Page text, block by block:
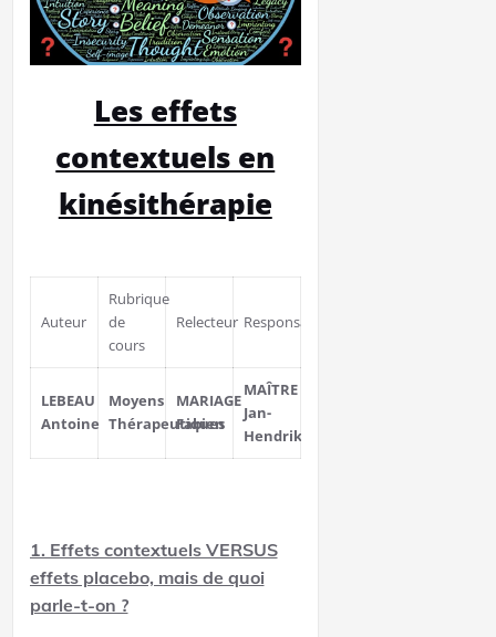
Les effets
contextuels en
kinésithérapie
Auteur
Rubrique
de
cours
Relecteur Responsable
LEBEAU
Antoine
Moyens
Thérapeutiques
MARIAGE
Fabien
MAÎTRE
Jan-
Hendrik
1. Effets contextuels VERSUS
effets placebo, mais de quoi
parle-t-on ?